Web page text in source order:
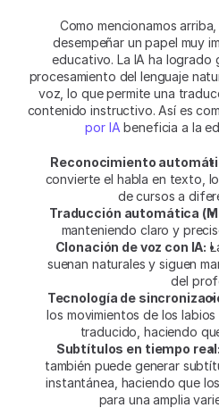
Como mencionamos
desempeñar un papel muy
educativo. La IA ha logrado
procesamiento del lenguaje
voz, lo que permite una
contenido instructivo. Así es
por IA beneficia a la
Reconocimiento
convierte el habla en texto,
de cursos a
Traducción automática
manteniendo claro y
Clonación de voz con IA:
suenan naturales y siguen
del
Tecnología de
los movimientos de los
traducido, haciendo
Subtítulos en tiempo real:
también puede generar
instantánea, haciendo que
para una amplia